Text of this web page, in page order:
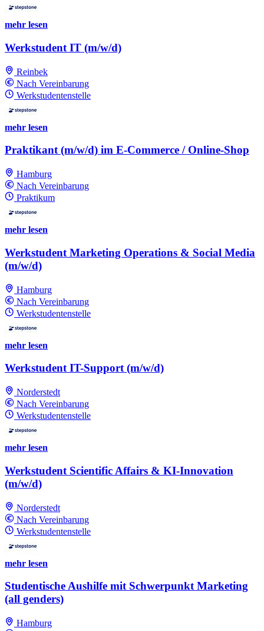
mehr lesen
Werkstudent IT (m/w/d)
Reinbek
Nach Vereinbarung
Werkstudentenstelle
mehr lesen
Praktikant (m/w/d) im E-Commerce / Online-Shop
Hamburg
Nach Vereinbarung
Praktikum
mehr lesen
Werkstudent Marketing Operations & Social Media
(m/w/d)
Hamburg
Nach Vereinbarung
Werkstudentenstelle
mehr lesen
Werkstudent IT-Support (m/w/d)
Norderstedt
Nach Vereinbarung
Werkstudentenstelle
mehr lesen
Werkstudent Scientific Affairs & KI-Innovation
(m/w/d)
Norderstedt
Nach Vereinbarung
Werkstudentenstelle
mehr lesen
Studentische Aushilfe mit Schwerpunkt Marketing
(all genders)
Hamburg